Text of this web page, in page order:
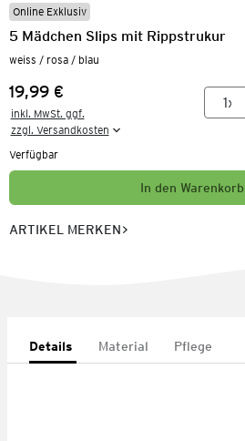
Online Exklusiv
5 Mädchen Slips mit Rippstrukur
weiss / rosa / blau
Preis:
19,99 €
inkl. MwSt. ggf.
zzgl. Versandkosten
Verfügbar
In den Warenkorb
ARTIKEL MERKEN
Details Material Pflege